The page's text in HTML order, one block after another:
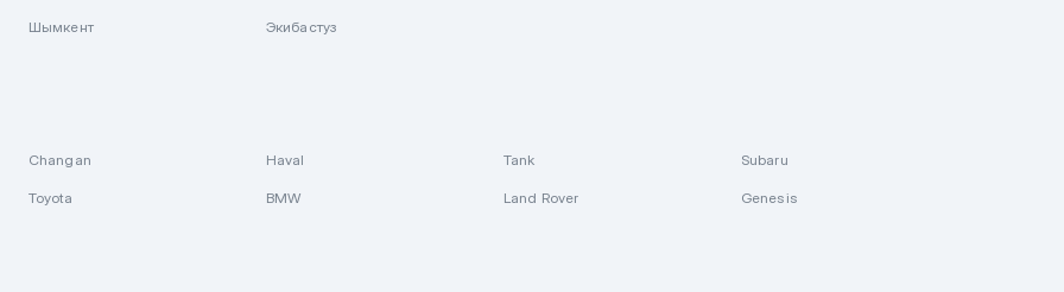
Шымкент Экибастуз
Changan Haval Tank Subaru
Toyota BMW Land Rover Genesis